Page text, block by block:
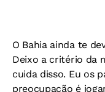
O Bahia ainda te
Deixo a critério da
cuida disso. Eu os
preocupação é